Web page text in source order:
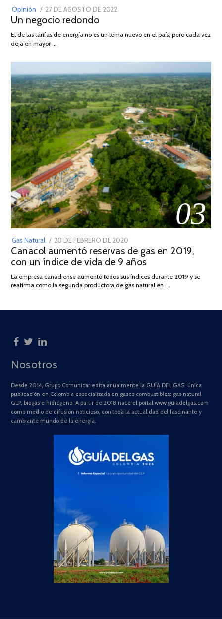
Opinión
POSTED
ON
27 DE AGOSTO DE 2022
DE
Un negocio redondo
El de las tarifas de energía no es un tema nuevo en el país, pero cada vez
deja en mayor …
03
Gas Natural
POSTED
ON
20 DE FEBRERO DE 2020
DE
JULIO
2025
Canacol aumentó reservas de gas en 2019,
con un índice de vida de 9 años
La empresa canadiense aumentó todos sus índices durante 2019 y se
reafirma como la segunda productora de gas natural en …
Nosotros
Desde 2014, Grupo Comunicar edita anualmente la GUÍA DEL GAS, única
publicación en Colombia especializada en gases combustibles: gas natural,
GLP, biogás e hidrógeno. A partir de 2018 nace el portal www.guiadelgas.com
como medio de difusión noticioso, con toda la actualidad del fascinante y
cambiante mundo de la energía.